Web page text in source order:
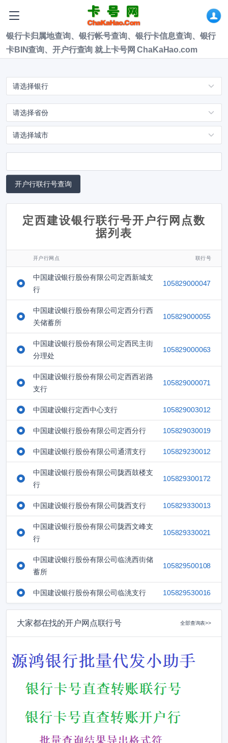
银行卡归属地查询、银行帐号查询、银行卡信息查询、银行
卡BIN查询、开户行查询 就上卡号网 ChaKaHao.com
定西建设银行联行号开户行网点数
据列表
开户行网点 联行号
中国建设银行股份有限公司定西新城支
行
105829000047
中国建设银行股份有限公司定西分行西
关储蓄所
105829000055
中国建设银行股份有限公司定西民主街
分理处
105829000063
中国建设银行股份有限公司定西西岩路
支行
105829000071
中国建设银行定西中心支行 105829003012
中国建设银行股份有限公司定西分行 105829030019
中国建设银行股份有限公司通渭支行 105829230012
中国建设银行股份有限公司陇西鼓楼支
行
105829300172
中国建设银行股份有限公司陇西支行 105829330013
中国建设银行股份有限公司陇西文峰支
行
105829330021
中国建设银行股份有限公司临洮西街储
蓄所
105829500108
中国建设银行股份有限公司临洮支行 105829530016
大家都在找的开户网点联行号 全部查询表>>